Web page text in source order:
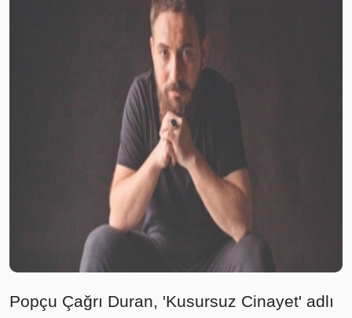
Popçu Çağrı Duran, 'Kusursuz Cinayet' adlı